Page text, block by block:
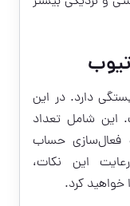
دارد. در این
این شامل تعداد
فعال‌سازی حساب
این نکات،
کرد.